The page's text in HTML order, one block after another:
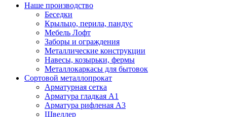
Наше производство
Беседки
Крыльцо, перила, пандус
Мебель Лофт
Заборы и ограждения
Металлические конструкции
Навесы, козырьки, фермы
Металлокаркасы для бытовок
Сортовой металлопрокат
Арматурная сетка
Арматура гладкая А1
Арматура рифленая А3
Швеллер